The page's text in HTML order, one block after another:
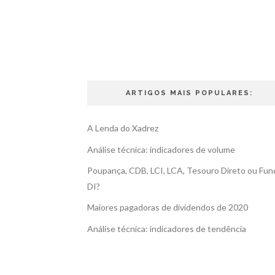
ARTIGOS MAIS POPULARES:
A Lenda do Xadrez
Análise técnica: indicadores de volume
Poupança, CDB, LCI, LCA, Tesouro Direto ou
DI?
Maiores pagadoras de dividendos de 2020
Análise técnica: indicadores de tendência